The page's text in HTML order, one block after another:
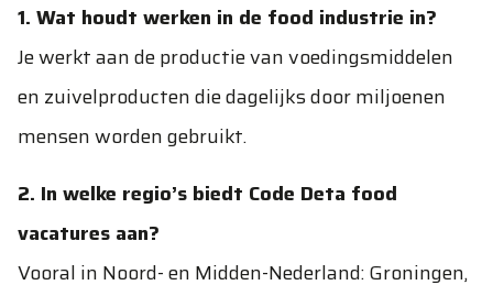
1. Wat houdt werken in de food industrie in?
Je werkt aan de productie van voedingsmiddelen
en zuivelproducten die dagelijks door miljoenen
mensen worden gebruikt.
2. In welke regio’s biedt Code Deta food
vacatures aan?
Vooral in Noord- en Midden-Nederland: Groningen,